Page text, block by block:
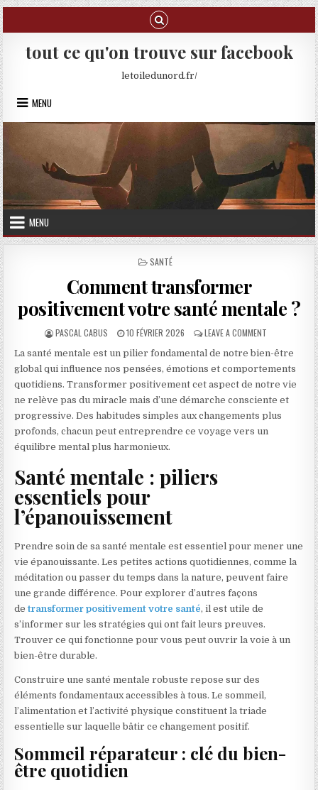
Skip to content
tout ce qu'on trouve sur facebook
letoiledunord.fr/
MENU
MENU
POSTED IN
SANTÉ
Comment transformer
positivement votre santé mentale ?
AUTHOR:
PASCAL CABUS PUBLISHED DATE:
10 FÉVRIER 2026 LEAVE A COMMENTON COMMENT
La santé mentale est un pilier fondamental de notre bien-être
global qui influence nos pensées, émotions et comportements
quotidiens. Transformer positivement cet aspect de notre vie
ne relève pas du miracle mais d’une démarche consciente et
progressive. Des habitudes simples aux changements plus
profonds, chacun peut entreprendre ce voyage vers un
équilibre mental plus harmonieux.
Santé mentale : piliers
essentiels pour
l’épanouissement
Prendre soin de sa santé mentale est essentiel pour mener une
vie épanouissante. Les petites actions quotidiennes, comme la
méditation ou passer du temps dans la nature, peuvent faire
une grande différence. Pour explorer d’autres façons
detransformer positivement votre santé, il est utile de
s’informer sur les stratégies qui ont fait leurs preuves.
Trouver ce qui fonctionne pour vous peut ouvrir la voie à un
bien-être durable.
Construire une santé mentale robuste repose sur des
éléments fondamentaux accessibles à tous. Le sommeil,
l’alimentation et l’activité physique constituent la triade
essentielle sur laquelle bâtir ce changement positif.
Sommeil réparateur : clé du bien-
être quotidien